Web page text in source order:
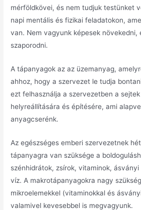
mérföldkövei, és nem tudjuk testünket
napi mentális és fizikai feladatokon,
van. Nem vagyunk képesek növekedni,
szaporodni.
A tápanyagok az az üzemanyag,
ahhoz, hogy a szervezet le tudja
ezt felhasználja a szervezetben a
helyreállítására és építésére, ami
anyagcserénk.
Az egészséges emberi szervezetnek
tápanyagra van szüksége a
szénhidrátok, zsírok, vitaminok,
víz. A makrotápanyagokra nagy
mikroelemekkel (vitaminokkal és
valamivel kevesebbel is megvagyunk.